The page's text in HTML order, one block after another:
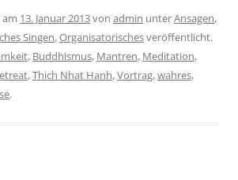
13. Januar 2013von admin unterAnsagen,
Singen,Organisatorischesveröffentlicht.
, Buddhismus, Mantren, Meditation,
,Thich Nhat Hanh,Vortrag,wahres,
.